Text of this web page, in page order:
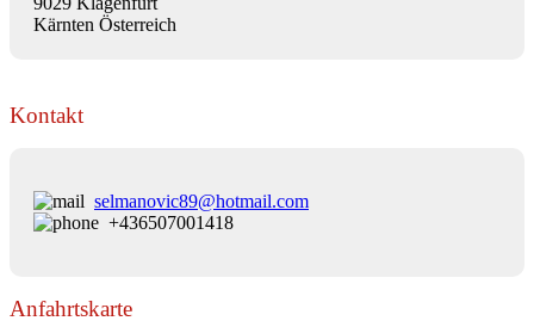
Kärnten Österreich
Kontakt
selmanovic89@hotmail.com
+436507001418
Anfahrtskarte